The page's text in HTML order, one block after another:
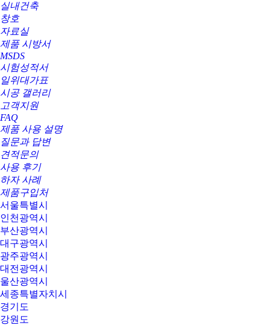
실내건축
창호
자료실
제품 시방서
MSDS
시험성적서
일위대가표
시공 갤러리
고객지원
FAQ
제품 사용 설명
질문과 답변
견적문의
사용 후기
하자 사례
제품구입처
서울특별시
인천광역시
부산광역시
대구광역시
광주광역시
대전광역시
울산광역시
세종특별자치시
경기도
강원도